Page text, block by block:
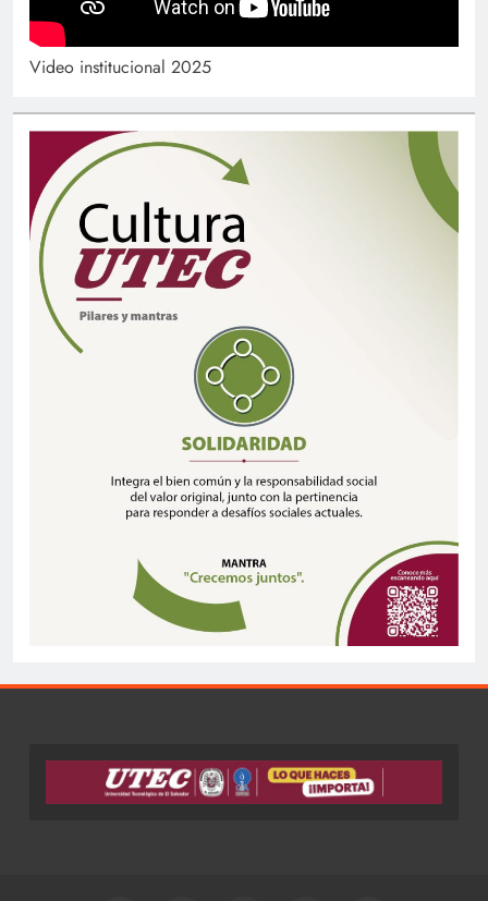
Video institucional 2025